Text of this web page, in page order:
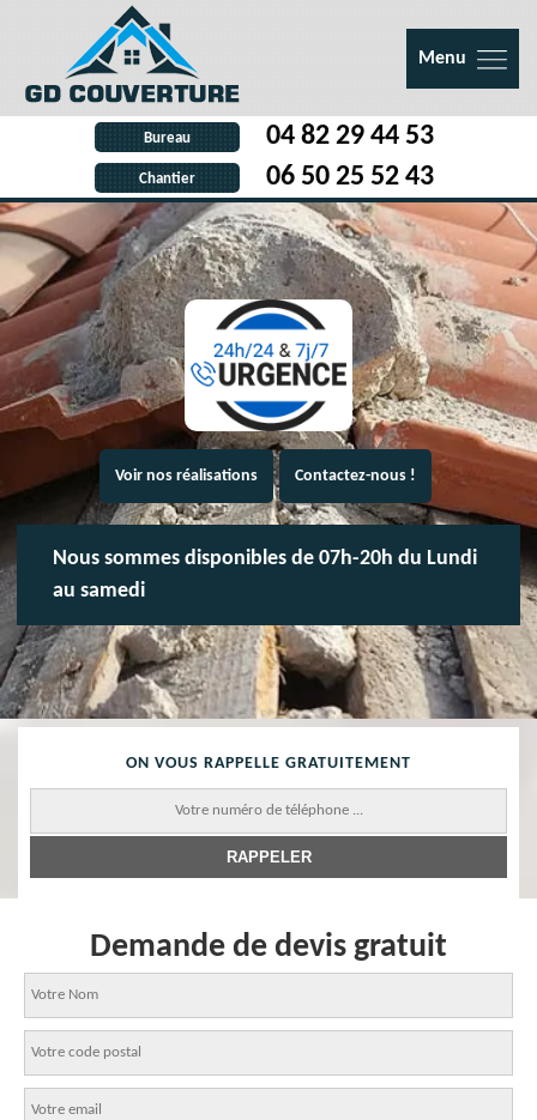
Menu
Bureau 04 82 29 44 53
Chantier 06 50 25 52 43
Voir nos réalisations Contactez-nous !
Nous sommes disponibles de 07h-20h du Lundi
au samedi
ON VOUS RAPPELLE GRATUITEMENT
Demande de devis gratuit